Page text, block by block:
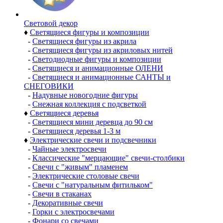
Световой декор
♦ Светящиеся фигуры и композиции
- Светящиеся фигуры из акрила
- Светящиеся фигуры из акриловых нитей
- Светодиодные фигуры и композиции
- Светящиеся и анимационные ОЛЕНИ
- Светящиеся и анимационные САНТЫ и
СНЕГОВИКИ
- Надувные новогодние фигуры
- Снежная коллекция с подсветкой
♦ Светящиеся деревья
- Светящиеся мини деревца до 90 см
- Светящиеся деревья 1-3 м
♦ Электрические свечи и подсвечники
- Чайные электросвечи
- Классические "мерцающие" свечи-столбики
- Свечи с "живым" пламенем
- Электрические столовые свечи
- Свечи с "натуральным фитильком"
- Свечи в стаканах
- Декоративные свечи
- Горки с электросвечами
- Фонари со свечами